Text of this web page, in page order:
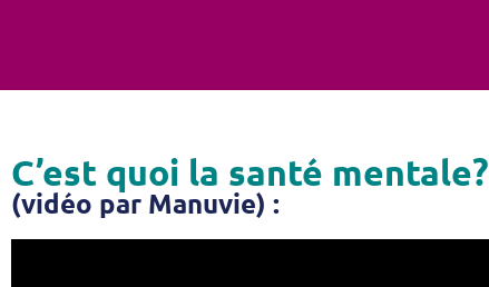
C’est quoi la santé mentale?
(vidéo par Manuvie) :